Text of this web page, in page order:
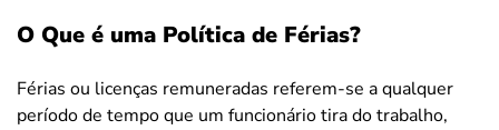
O Que é uma Política de Férias?
Férias ou licenças remuneradas referem-se a qualquer
período de tempo que um funcionário tira do trabalho,